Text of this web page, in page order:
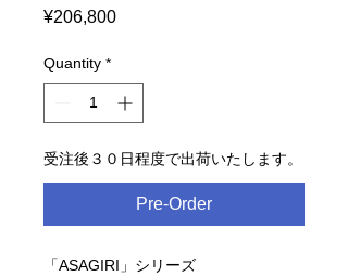
¥206,800Price
Quantity *
受注後３０日程度で出荷いたします。
Pre-Order
「ASAGIRI」シリーズ